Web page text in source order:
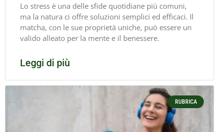
Lo stress è una delle sfide quotidiane più comuni,
ma la natura ci offre soluzioni semplici ed efficaci. Il
matcha, con le sue proprietà uniche, può essere un
valido alleato per la mente e il benessere.
Leggi di più
RUBRICA